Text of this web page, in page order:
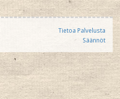
Tietoa Palvelusta
Säännöt